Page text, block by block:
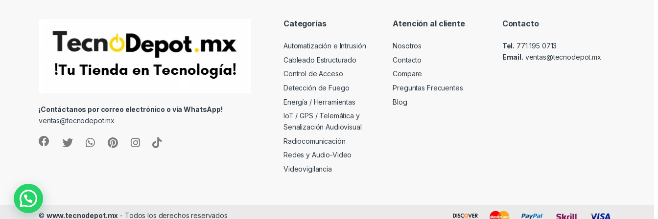
¡Contáctanos por correo electrónico o vía WhatsApp!
ventas@tecnodepot.mx
Categorías
Automatización e Intrusión
Cableado Estructurado
Control de Acceso
Detección de Fuego
Energía / Herramientas
IoT / GPS / Telemática y
Senalización Audiovisual
Radiocomunicación
Redes y Audio-Video
Videovigilancia
Atención al cliente
Nosotros
Contacto
Compare
Preguntas Frecuentes
Blog
Contacto
Tel. 771 195 0713
Email. ventas@tecnodepot.mx
© www.tecnodepot.mx - Todos los derechos reservados